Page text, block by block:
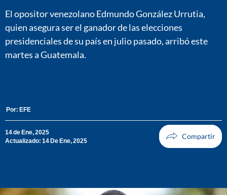
El opositor venezolano Edmundo González Urrutia,
quien asegura ser el ganador de las elecciones
presidenciales de su país en julio pasado, arribó este
martes a Guatemala.
Por: EFE
14 de Ene, 2025
Actualizado: 14 De Ene, 2025